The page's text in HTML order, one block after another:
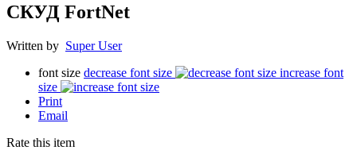
СКУД FortNet
Written by Super User
font size decrease font size
increase font
size
Print
Email
Rate this item